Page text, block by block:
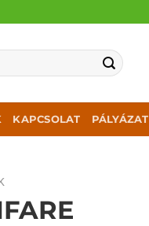
KAPCSOLAT PÁLYÁZAT